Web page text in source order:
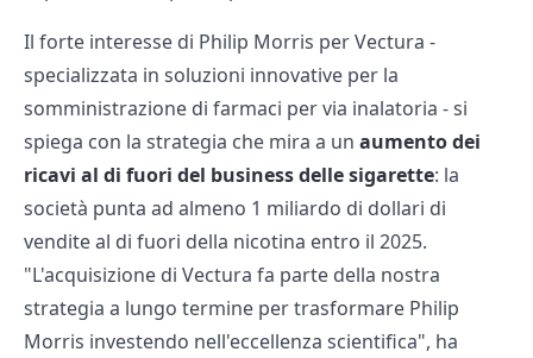
Il forte interesse di Philip Morris per Vectura -
specializzata in soluzioni innovative per la
somministrazione di farmaci per via inalatoria - si
spiega con la strategia che mira a un aumento dei
ricavi al di fuori del business delle sigarette: la
società punta ad almeno 1 miliardo di dollari di
vendite al di fuori della nicotina entro il 2025.
"L'acquisizione di Vectura fa parte della nostra
strategia a lungo termine per trasformare Philip
Morris investendo nell'eccellenza scientifica", ha